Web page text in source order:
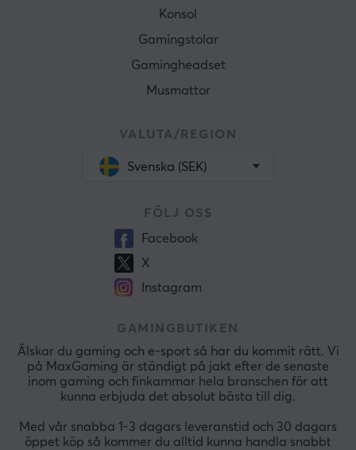
Konsol
Gamingstolar
Gamingheadset
Musmattor
VALUTA/REGION
Svenska (SEK)
FÖLJ OSS
Facebook
X
Instagram
GAMINGBUTIKEN
Älskar du gaming och e-sport så har du kommit rätt. Vi
på MaxGaming är ständigt på jakt efter de senaste
inom gaming och finkammar hela branschen för att
kunna erbjuda det absolut bästa till dig.
Med vår snabba 1-3 dagars leveranstid och 30 dagars
öppet köp så kommer du alltid kunna handla snabbt